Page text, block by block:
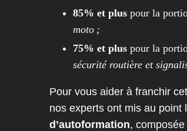
85% et plus pour la
moto ;
75% et plus pour la
sécurité routière et
Pour vous aider à franchir
nos experts ont mis au point
d’autoformation, composée